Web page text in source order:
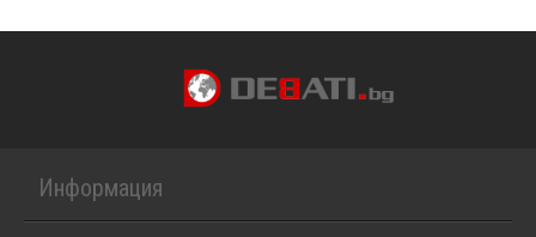
Информация